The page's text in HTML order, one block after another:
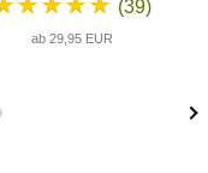
(39)
ab 29,95 EUR